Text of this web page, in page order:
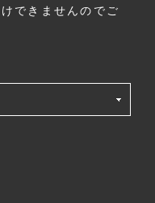
できませんのでご